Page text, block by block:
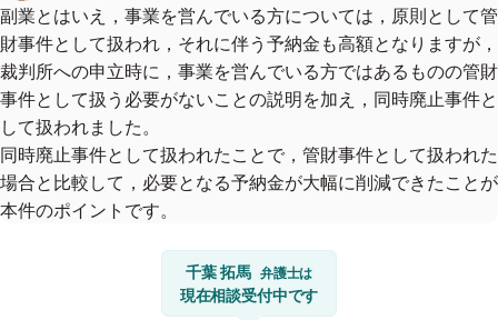
副業とはいえ，事業を営んでいる方については，原則として管
財事件として扱われ，それに伴う予納金も高額となりますが，
裁判所への申立時に，事業を営んでいる方ではあるものの管財
事件として扱う必要がないことの説明を加え，同時廃止事件と
して扱われました。
同時廃止事件として扱われたことで，管財事件として扱われた
場合と比較して，必要となる予納金が大幅に削減できたことが
本件のポイントです。
千葉 拓馬 弁護士は
現在相談受付中です